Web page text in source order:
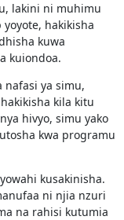
lakini ni muhimu
hakikisha
kuwa
kuiondoa.
nafasi ya simu,
kila kitu
hivyo, simu yako
kwa programu
kusakinisha.
ni njia nzuri
na rahisi kutumia